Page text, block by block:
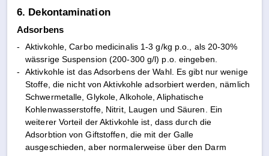
6. Dekontamination
Adsorbens
-
Aktivkohle, Carbo medicinalis 1-3 g/kg p.o., als 20-30%
wässrige Suspension (200-300 g/l) p.o. eingeben.
-
Aktivkohle ist das Adsorbens der Wahl. Es gibt nur wenige
Stoffe, die nicht von Aktivkohle adsorbiert werden, nämlich
Schwermetalle, Glykole, Alkohole, Aliphatische
Kohlenwasserstoffe, Nitrit, Laugen und Säuren. Ein
weiterer Vorteil der Aktivkohle ist, dass durch die
Adsorbtion von Giftstoffen, die mit der Galle
ausgeschieden, aber normalerweise über den Darm